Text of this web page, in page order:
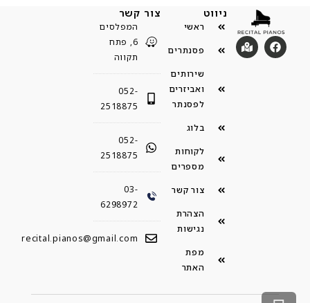
ניווט
ראשי
פסנתרים
שירותים
ואביזרים
לפסנתר
בלוג
לקוחות
מספרים
צור קשר
הצהרת
נגישות
מפת
האתר
צור קשר
המפלסים
6, פתח
תקווה
052-
2518875
052-
2518875
03-
6298972
recital.pianos@gmail.com